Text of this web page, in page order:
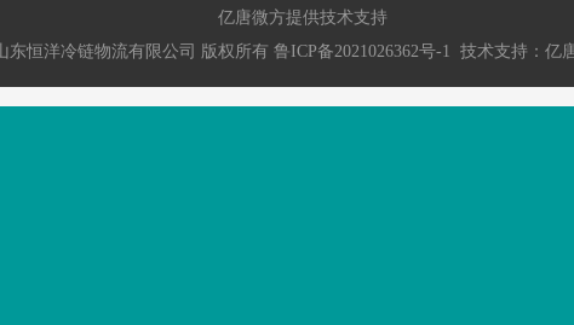
亿唐微方提供技术支持
东恒洋冷链物流有限公司
版权所有 鲁ICP备2021026362号-1 技术支持： 亿